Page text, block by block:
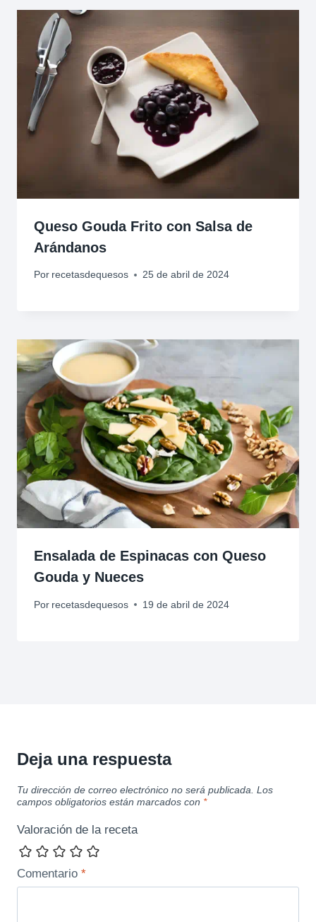
Queso Gouda Frito con Salsa de
Arándanos
Por recetasdequesos 25 de abril de 2024
Ensalada de Espinacas con Queso
Gouda y Nueces
Por recetasdequesos 19 de abril de 2024
Deja una respuesta
Tu dirección de correo electrónico no será publicada. Los
campos obligatorios están marcados con *
Valoración de la receta
Comentario *